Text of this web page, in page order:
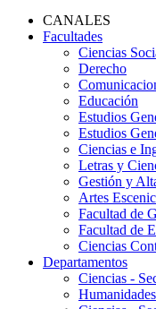
CANALES
Facultades
Ciencias
Derecho
Educación
Estudios
Estudios
Ciencias e
Letras y
Gestión y
Artes
Facultad de
Facultad de
Ciencias
Departamentos
Ciencias -
Humanidades